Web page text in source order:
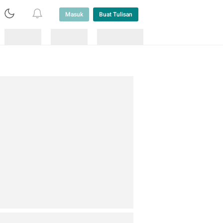
Masuk Buat Tulisan